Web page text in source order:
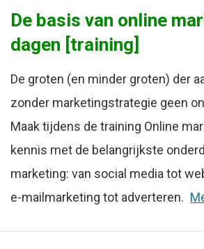
De basis van online
dagen [training]
De groten (en minder groten) der
zonder marketingstrategie geen
Maak tijdens de training Online
kennis met de belangrijkste
marketing: van social media tot
e-mailmarketing tot adverteren.